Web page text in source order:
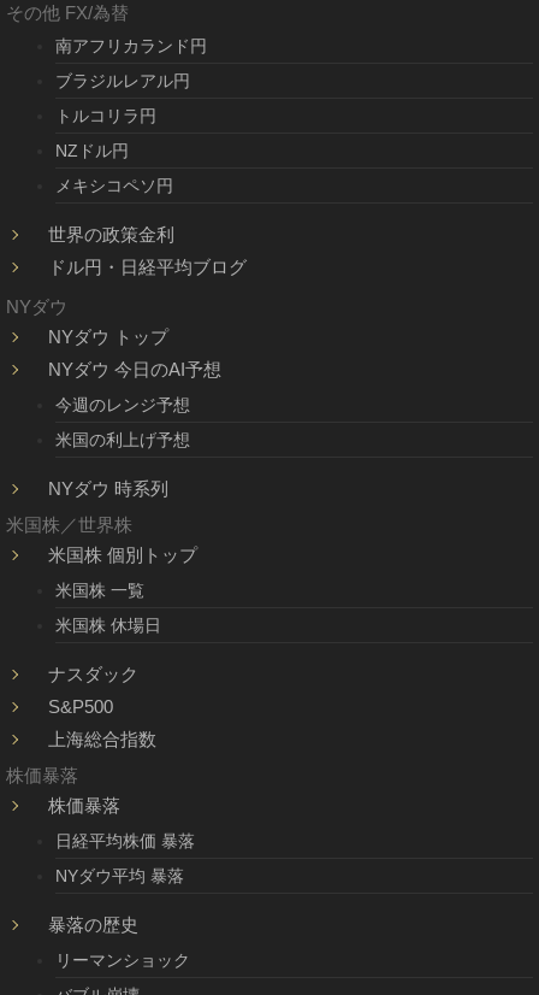
その他 FX/為替
南アフリカランド円
ブラジルレアル円
トルコリラ円
NZドル円
メキシコペソ円
世界の政策金利
ドル円・日経平均ブログ
NYダウ
NYダウ トップ
NYダウ 今日のAI予想
今週のレンジ予想
米国の利上げ予想
NYダウ 時系列
米国株／世界株
米国株 個別トップ
米国株 一覧
米国株 休場日
ナスダック
S&P500
上海総合指数
株価暴落
株価暴落
日経平均株価 暴落
NYダウ平均 暴落
暴落の歴史
リーマンショック